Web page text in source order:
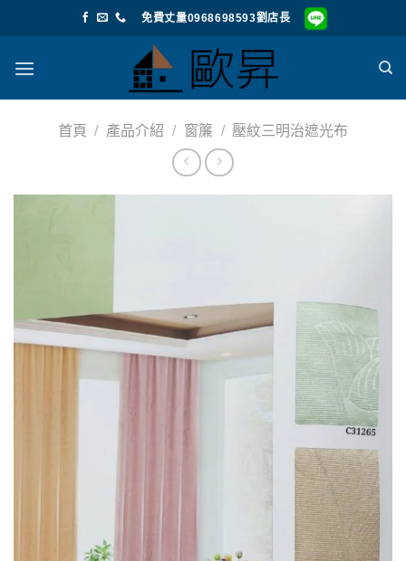
to
免費丈量0968698593劉店長
首頁 / 產品介紹 / 窗簾 / 壓紋三明治遮光布